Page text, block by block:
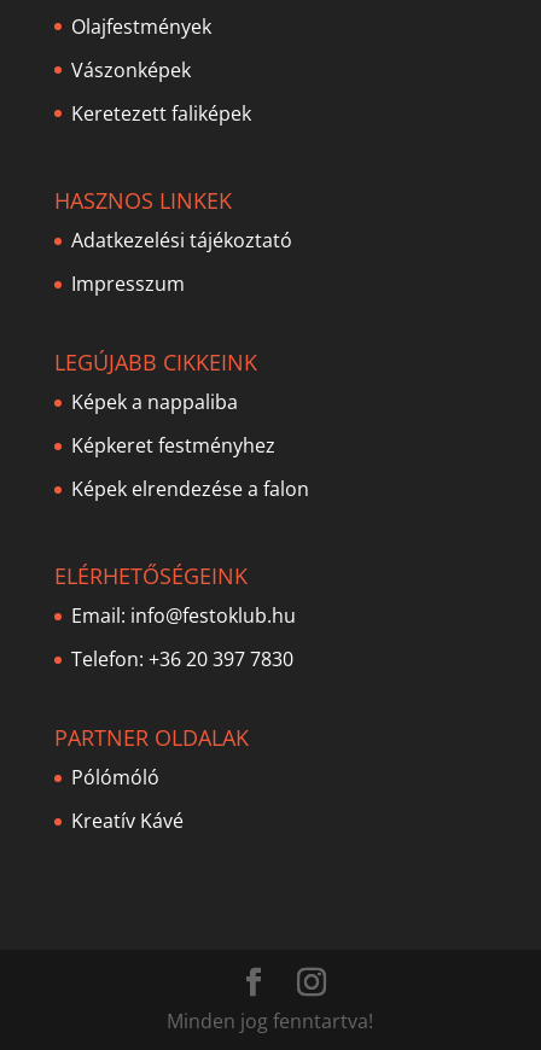
Olajfestmények
Vászonképek
Keretezett faliképek
HASZNOS LINKEK
Adatkezelési tájékoztató
Impresszum
LEGÚJABB CIKKEINK
Képek a nappaliba
Képkeret festményhez
Képek elrendezése a falon
ELÉRHETŐSÉGEINK
Email: info@festoklub.hu
Telefon: +36 20 397 7830
PARTNER OLDALAK
Pólómóló
Kreatív Kávé
Minden jog fenntartva!